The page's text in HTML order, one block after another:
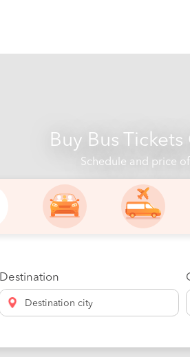
Buy Bus
Schedule and price
Destination
Destination city